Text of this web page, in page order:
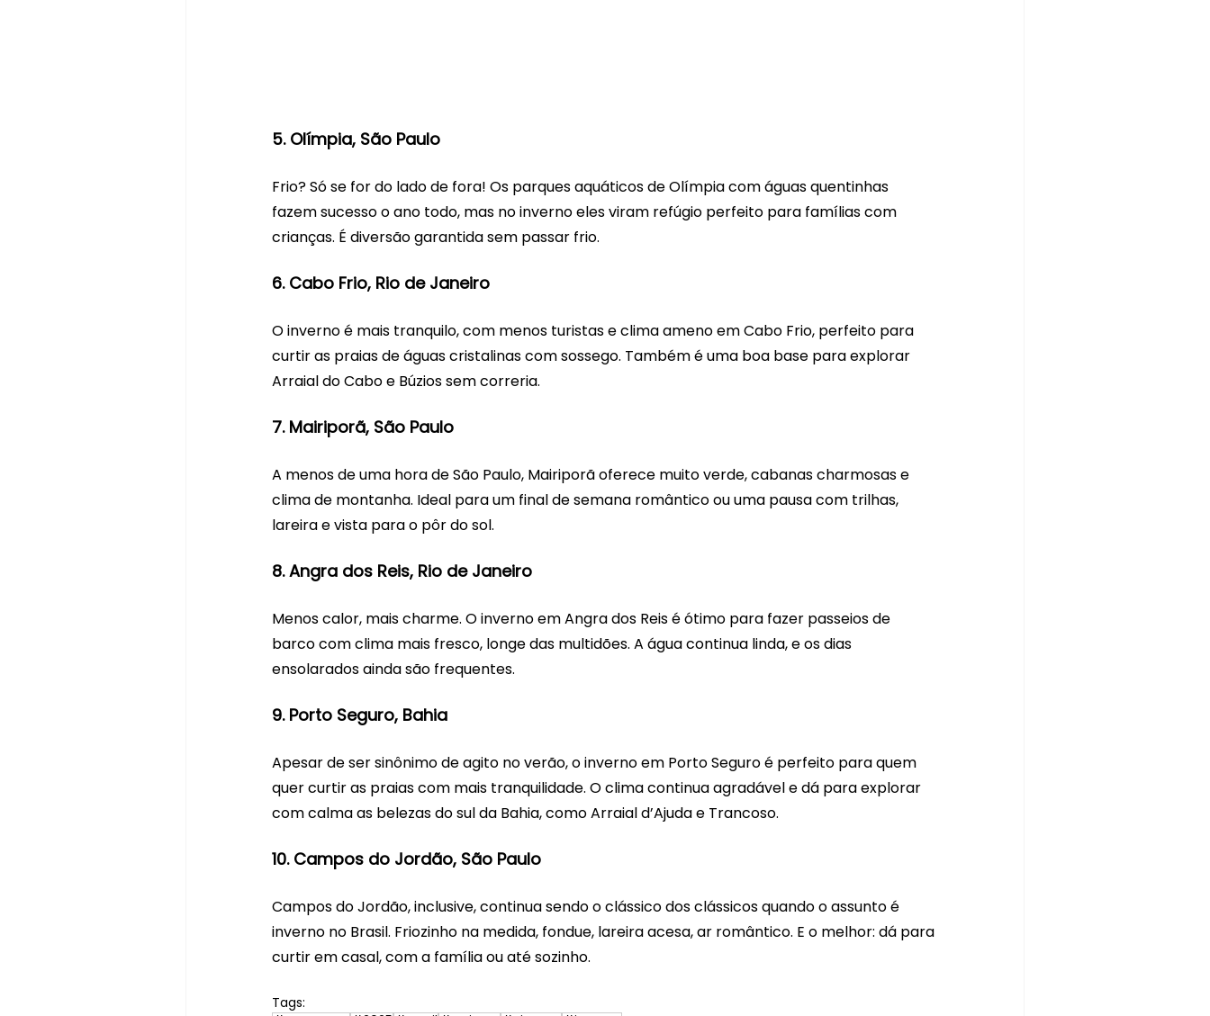
5. Olímpia, São Paulo
Frio? Só se for do lado de fora! Os parques aquáticos de Olímpia com águas quentinhas
fazem sucesso o ano todo, mas no inverno eles viram refúgio perfeito para famílias com
crianças. É diversão garantida sem passar frio.
6. Cabo Frio, Rio de Janeiro
O inverno é mais tranquilo, com menos turistas e clima ameno em Cabo Frio, perfeito para
curtir as praias de águas cristalinas com sossego. Também é uma boa base para explorar
Arraial do Cabo e Búzios sem correria.
7. Mairiporã, São Paulo
A menos de uma hora de São Paulo, Mairiporã oferece muito verde, cabanas charmosas e
clima de montanha. Ideal para um final de semana romântico ou uma pausa com trilhas,
lareira e vista para o pôr do sol.
8. Angra dos Reis, Rio de Janeiro
Menos calor, mais charme. O inverno em Angra dos Reis é ótimo para fazer passeios de
barco com clima mais fresco, longe das multidões. A água continua linda, e os dias
ensolarados ainda são frequentes.
9. Porto Seguro, Bahia
Apesar de ser sinônimo de agito no verão, o inverno em Porto Seguro é perfeito para quem
quer curtir as praias com mais tranquilidade. O clima continua agradável e dá para explorar
com calma as belezas do sul da Bahia, como Arraial d’Ajuda e Trancoso.
10. Campos do Jordão, São Paulo
Campos do Jordão, inclusive, continua sendo o clássico dos clássicos quando o assunto é
inverno no Brasil. Friozinho na medida, fondue, lareira acesa, ar romântico. E o melhor: dá para
curtir em casal, com a família ou até sozinho.
Tags: